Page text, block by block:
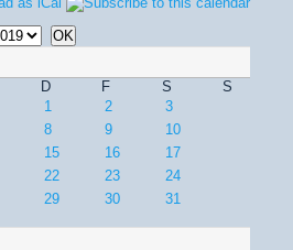
D F S
S
1
2
3
8 9
10
15 16
17
22 23
24
29 30 31